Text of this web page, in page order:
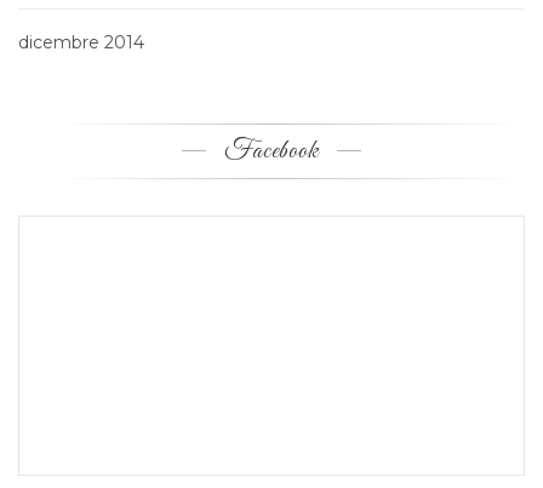
dicembre 2014
Facebook